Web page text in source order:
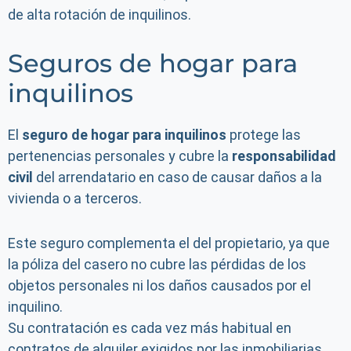
de alta rotación de inquilinos.
Seguros de hogar para
inquilinos
El seguro de hogar para inquilinos protege las
pertenencias personales y cubre la responsabilidad
civil del arrendatario en caso de causar daños a la
vivienda o a terceros.
Este seguro complementa el del propietario, ya que
la póliza del casero no cubre las pérdidas de los
objetos personales ni los daños causados por el
inquilino.
Su contratación es cada vez más habitual en